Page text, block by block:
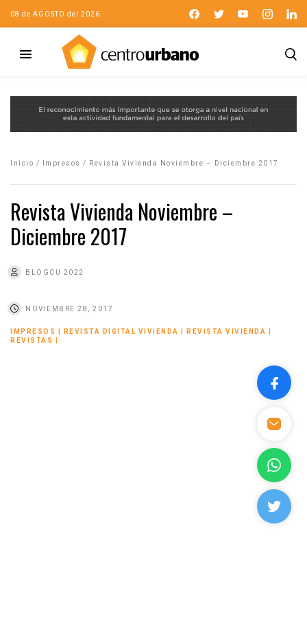
08 de AGOSTO del 2026
Inicio / Impresos / Revista Vivienda Noviembre – Diciembre 2017
Revista Vivienda Noviembre –
Diciembre 2017
BLOGCU 2022
NOVIEMBRE 28, 2017
IMPRESOS REVISTA DIGITAL VIVIENDA REVISTA VIVIENDA
REVISTAS